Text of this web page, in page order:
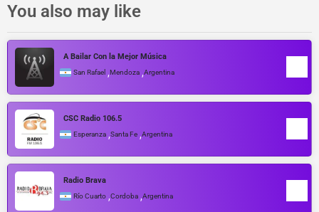
You also may like
A Bailar Con la Mejor Música
San Rafael ,Mendoza ,Argentina
CSC Radio 106.5
Esperanza ,Santa Fe ,Argentina
Radio Brava
Río Cuarto ,Cordoba ,Argentina